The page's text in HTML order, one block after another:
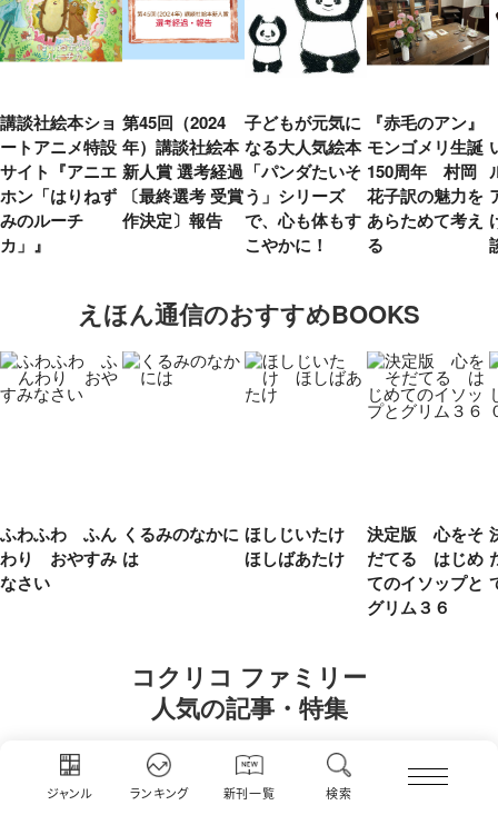
ジャンル ランキング 新刊一覧 検索
講談社絵本ショ
ートアニメ特設
サイト『アニエ
ホン「はりねず
みのルーチ
カ」』
第45回（2024
年）講談社絵本
新人賞 選考経過
〔最終選考 受賞
作決定〕報告
子どもが元気に
なる大人気絵本
「パンダたいそ
う」シリーズ
で、心も体もす
こやかに！
『赤毛のアン』
モンゴメリ生誕
150周年 村岡
花子訳の魅力を
あらためて考え
る
えほん通信のおすすめBOOKS
ふわふわ ふん
わり おやすみ
なさい
くるみのなかに
は
ほしじいたけ
ほしばあたけ
決定版 心をそ
だてる はじめ
てのイソップと
グリム３６
コクリコ ファミリー
人気の記事・特集